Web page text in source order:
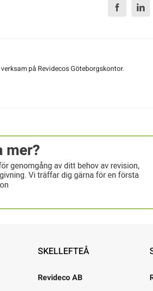
på Revidecos Göteborgskontor.
SKELLEFTEÅ
Revideco AB